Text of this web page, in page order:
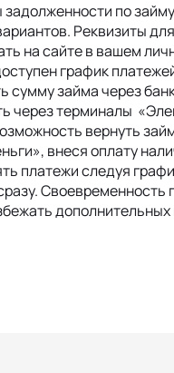
по
Реквизиты
на сайте в вашем
график
сумму займа через
через терминалы
вернуть
внеся оплату
платежи следуя
Своевременность
дополнительных